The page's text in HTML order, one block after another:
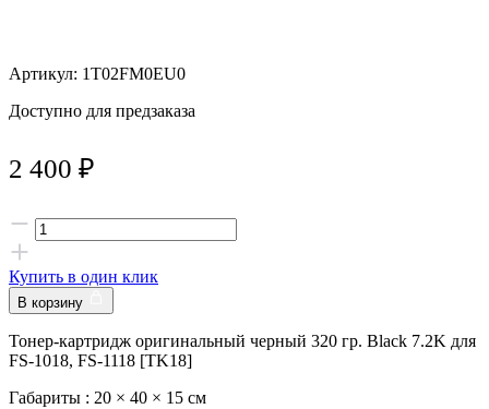
Артикул: 1T02FM0EU0
Доступно для предзаказа
2 400 ₽
Купить в один клик
В корзину
Тонер-картридж оригинальный черный 320 гр. Black 7.2K для
FS-1018, FS-1118 [TK18]
Габариты : 20 × 40 × 15 см